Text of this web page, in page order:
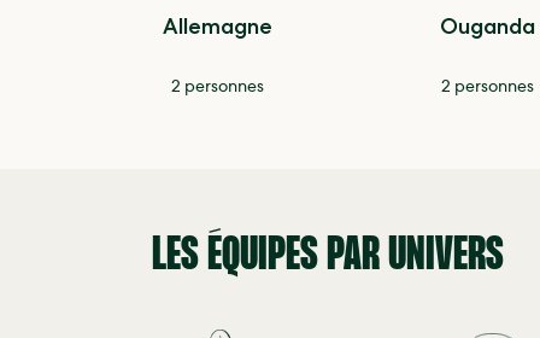
Allemagne
2 personnes
Ouganda
2 personnes
LES ÉQUIPES PAR UNIVERS